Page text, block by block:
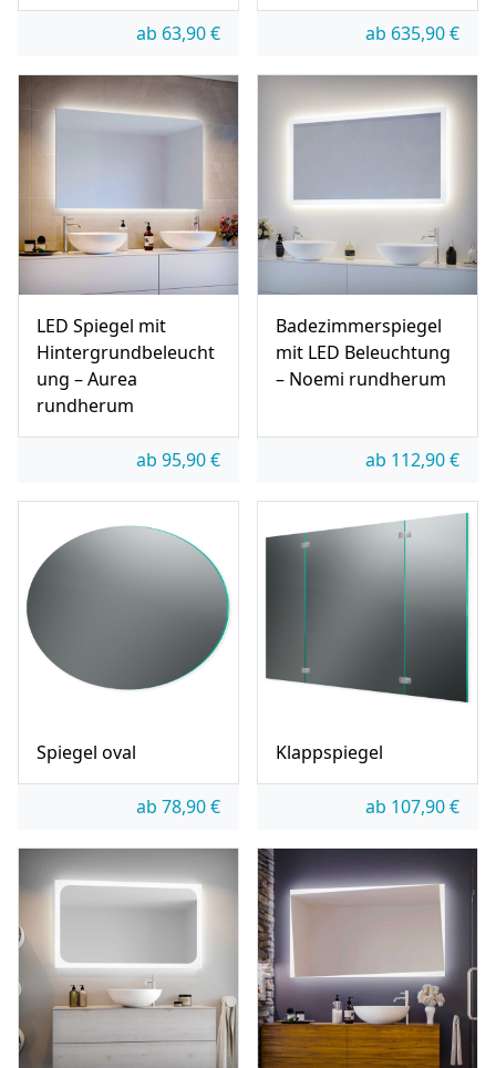
ab 63,90€ ab 635,90€
LED Spiegel mit
Hintergrundbeleucht
ung – Aurea
rundherum
ab 95,90€
Badezimmerspiegel
mit LED Beleuchtung
– Noemi rundherum
ab 112,90€
Spiegel oval
ab 78,90€
Klappspiegel
ab 107,90€